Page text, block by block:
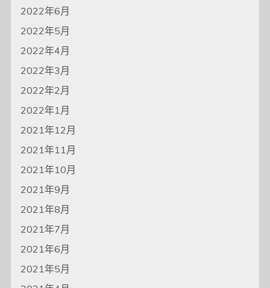
2022年6月
2022年5月
2022年4月
2022年3月
2022年2月
2022年1月
2021年12月
2021年11月
2021年10月
2021年9月
2021年8月
2021年7月
2021年6月
2021年5月